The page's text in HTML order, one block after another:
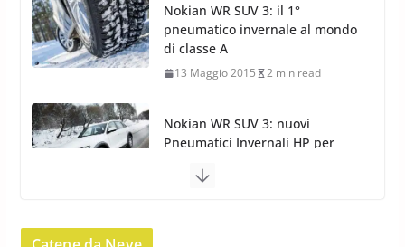
Nokian WR SUV 3: nuovi
Pneumatici Invernali HP per
condizioni invernali difficili
23 Aprile 2013 9 min read
Yokohama Geolandar G073: nuovi
22 Novembre 2012